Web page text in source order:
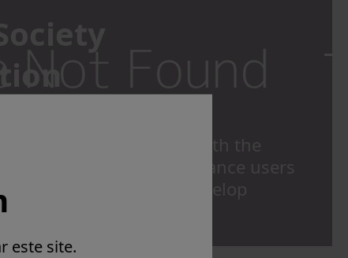
in Asia Pacific with the
medical care, enhance users
efforts and develop
este site.